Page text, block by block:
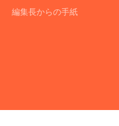
編集長からの手紙